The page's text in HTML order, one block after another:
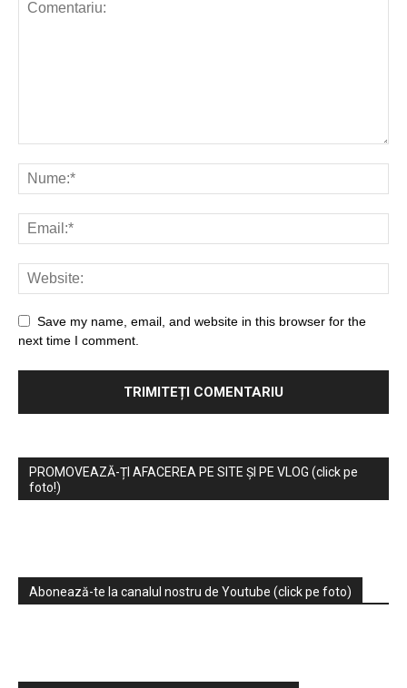
Save my name, email, and website in this browser for the
next time I comment.
PROMOVEAZĂ-ȚI AFACEREA PE SITE ȘI PE VLOG (click pe
foto!)
Abonează-te la canalul nostru de Youtube (click pe foto)